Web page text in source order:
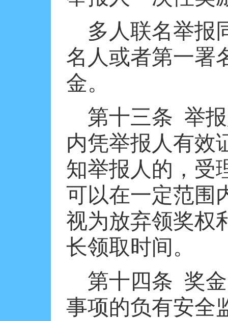
多人联名举报
名人或者第一署
金。
第十三条 举
内凭举报人有效
知举报人的，受
可以在一定范围
视为放弃领奖权
长领取时间。
第十四条 奖
事项的负有安全